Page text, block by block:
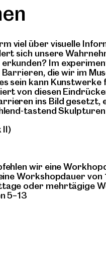
viel über visuelle
sich unsere
Im
die wir im
sein kann Kunstwerke
von diesen
ins Bild gesetzt,
tastend
II)
wir eine
Workshopdauer von
oder mehrtägige
5–13